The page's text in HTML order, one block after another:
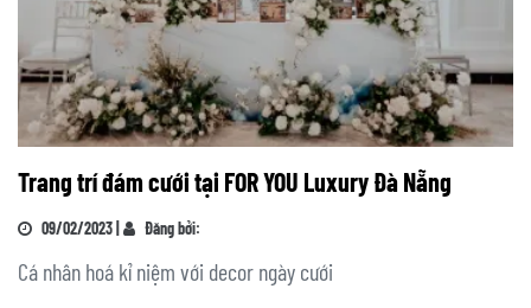
Trang trí đám cưới tại FOR YOU Luxury Đà Nẵng
09/02/2023 | Đăng bởi:
Cá nhân hoá kỉ niệm với decor ngày cưới